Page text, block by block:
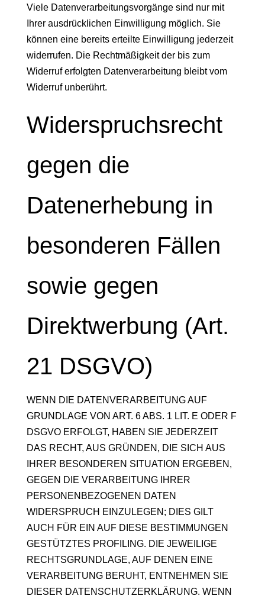
Viele Datenverarbeitungsvorgänge sind nur mit
Ihrer ausdrücklichen Einwilligung möglich. Sie
können eine bereits erteilte Einwilligung jederzeit
widerrufen. Die Rechtmäßigkeit der bis zum
Widerruf erfolgten Datenverarbeitung bleibt vom
Widerruf unberührt.
Widerspruchsrecht
gegen die
Datenerhebung in
besonderen Fällen
sowie gegen
Direktwerbung (Art.
21 DSGVO)
WENN DIE DATENVERARBEITUNG AUF
GRUNDLAGE VON ART. 6 ABS. 1 LIT. E ODER F
DSGVO ERFOLGT, HABEN SIE JEDERZEIT
DAS RECHT, AUS GRÜNDEN, DIE SICH AUS
IHRER BESONDEREN SITUATION ERGEBEN,
GEGEN DIE VERARBEITUNG IHRER
PERSONENBEZOGENEN DATEN
WIDERSPRUCH EINZULEGEN; DIES GILT
AUCH FÜR EIN AUF DIESE BESTIMMUNGEN
GESTÜTZTES PROFILING. DIE JEWEILIGE
RECHTSGRUNDLAGE, AUF DENEN EINE
VERARBEITUNG BERUHT, ENTNEHMEN SIE
DIESER DATENSCHUTZERKLÄRUNG. WENN